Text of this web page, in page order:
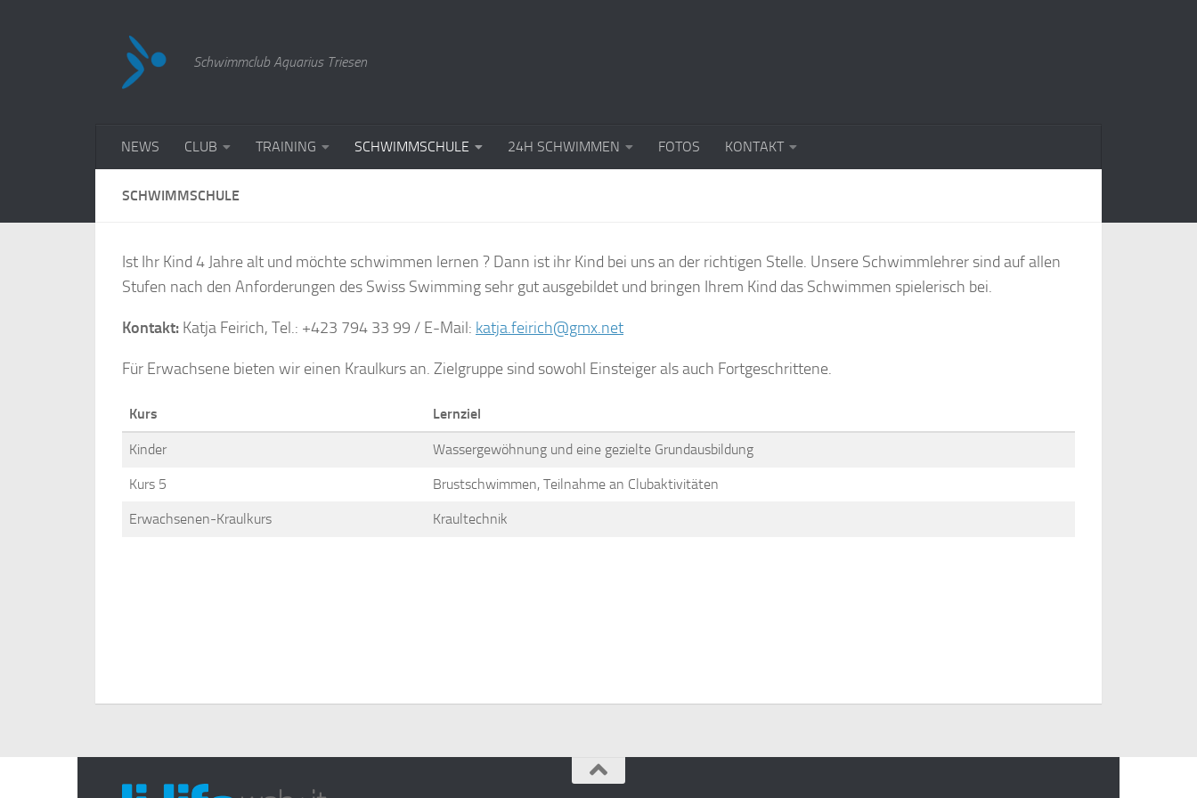
Schwimmclub Aquarius Triesen
NEWS CLUB TRAINING SCHWIMMSCHULE 24H SCHWIMMEN FOTOS KONTAKT
SCHWIMMSCHULE
Ist Ihr Kind 4 Jahre alt und möchte schwimmen lernen ? Dann ist ihr Kind bei uns an der richtigen Stelle. Unsere Schwimmlehrer sind auf allen
Stufen nach den Anforderungen des Swiss Swimming sehr gut ausgebildet und bringen Ihrem Kind das Schwimmen spielerisch bei.
Kontakt: Katja Feirich, Tel.: +423 794 33 99 / E-Mail: katja.feirich@gmx.net
Für Erwachsene bieten wir einen Kraulkurs an. Zielgruppe sind sowohl Einsteiger als auch Fortgeschrittene.
Kurs Lernziel
Kinder Wassergewöhnung und eine gezielte Grundausbildung
Kurs 5 Brustschwimmen, Teilnahme an Clubaktivitäten
Erwachsenen-Kraulkurs Kraultechnik